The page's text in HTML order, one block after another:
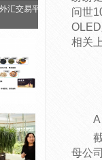
汇交易平
问世
相关
母公